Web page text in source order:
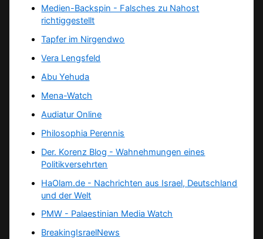
Medien-Backspin - Falsches zu Nahost
richtiggestellt
Tapfer im Nirgendwo
Vera Lengsfeld
Abu Yehuda
Mena-Watch
Audiatur Online
Philosophia Perennis
Der. Korenz Blog - Wahnehmungen eines
Politikversehrten
HaOlam.de - Nachrichten aus Israel, Deutschland
und der Welt
PMW - Palaestinian Media Watch
BreakingIsraelNews